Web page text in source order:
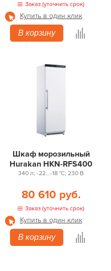
Заказ (уточнить срок)
Купить в один клик
В корзину
Шкаф морозильный
Hurakan HKN-RFS400
340 л; -22...-18 °С; 230 В
80 610 руб.
Заказ (уточнить срок)
Купить в один клик
В корзину